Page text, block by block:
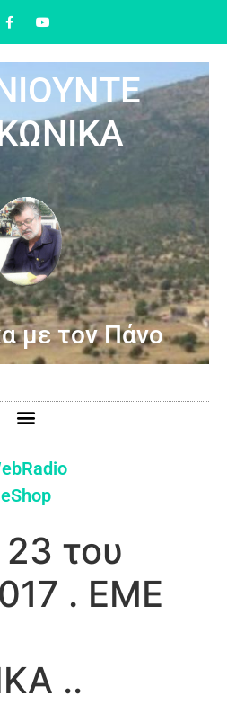
με τον Πάνο
eShop
του
. ΕΜΕ
..